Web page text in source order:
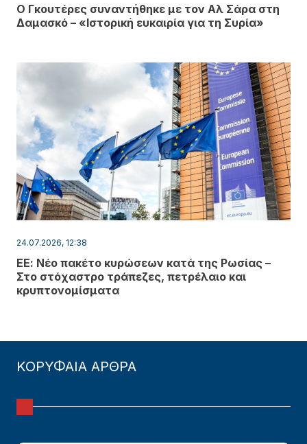
Ο Γκουτέρες συναντήθηκε με τον Αλ Σάρα στη
Δαμασκό – «Ιστορική ευκαιρία για τη Συρία»
24.07.2026, 12:38
ΕΕ: Νέο πακέτο κυρώσεων κατά της Ρωσίας –
Στο στόχαστρο τράπεζες, πετρέλαιο και
κρυπτονομίσματα
ΚΟΡΥΦΑΙΑ ΑΡΘΡΑ